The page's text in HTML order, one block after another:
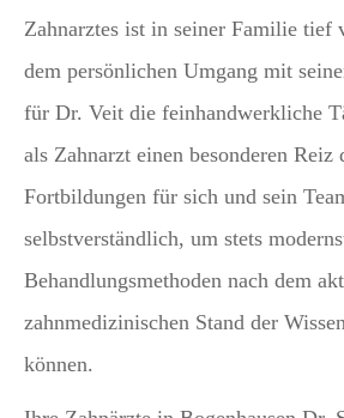
Zahnarztes ist in seiner Familie tief
dem persönlichen Umgang mit
für Dr. Veit die feinhandwerkliche
als Zahnarzt einen besonderen Reiz
Fortbildungen für sich und sein
selbstverständlich, um stets
Behandlungsmethoden nach dem
zahnmedizinischen Stand der
können.